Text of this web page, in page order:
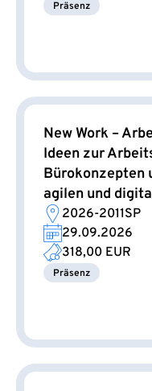
Präsenz
New Work –
Ideen zur
Bürokonzepten
agilen und
2026-2011SP
29.09.2026
318,00 EUR
Präsenz